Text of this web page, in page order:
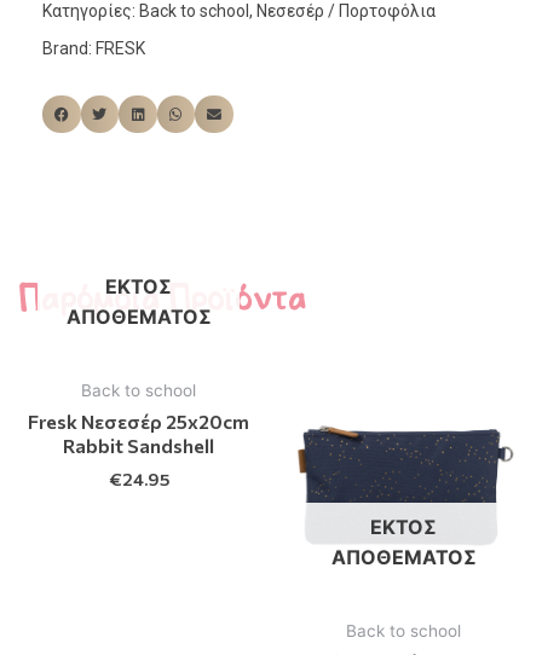
Κατηγορίες: Back to school , Νεσεσέρ / Πορτοφόλια
Brand: FRESK
Παρόμοια Προϊόντα
ΕΚΤΌΣ
ΑΠΟΘΈΜΑΤΟΣ
Back to school
Fresk Νεσεσέρ 25x20cm
Rabbit Sandshell
€24.95
ΕΚΤΌΣ
ΑΠΟΘΈΜΑΤΟΣ
Back to school